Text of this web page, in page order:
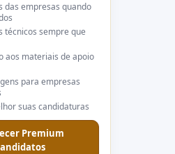
das empresas quando
técnicos sempre que
aos materiais de apoio
para empresas
suas candidaturas
Premium